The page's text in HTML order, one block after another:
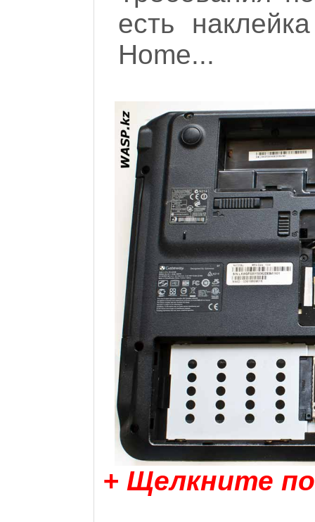
есть
Home...
+ Щелкните